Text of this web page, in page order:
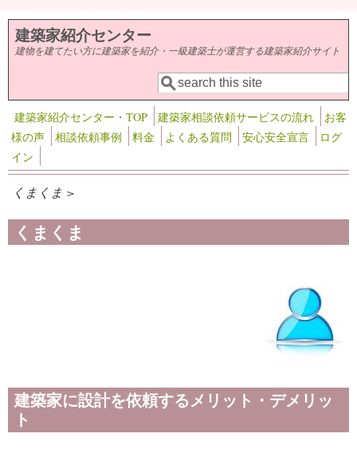
メインコンテンツに移動
建築家紹介センター
建物を建てたい方に建築家を紹介・一級建築士が運営する建築家紹介サイト
検索フォーム
検索
建築家紹介センター・TOP 建築家相談依頼サービスの流れ
お客
様の声
相談依頼事例 料金 よくある質問 安心安全宣言
ログ
イン
くまくま >
くまくま
建築家に設計を依頼するメリット・デメリッ
ト